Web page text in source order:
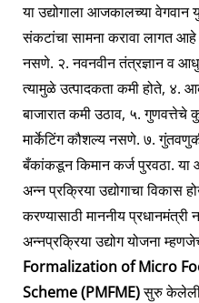
या उद्योगाला आजकालच्या वेगवान
संकटांचा सामना करावा लागत
नसणे. २. नवनवीन तंत्रज्ञान व
त्यामुळे उत्पादकता कमी होते, ४.
बाजारात कमी उठाव, ५. गुणवत्तेचे
मार्केटिंग कौशल्य नसणे. ७.
बँकांकडून किमान कर्ज पुरवठा.
अन्न प्रक्रिया उद्योगाचा विकास
करण्यासाठी माननीय प्रधानमंत्री
अन्नप्रक्रिया उद्योग योजना
Formalization of Micro
Scheme (PMFME)सुरु केलेली